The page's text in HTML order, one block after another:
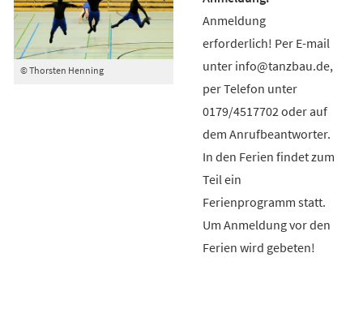
© Thorsten Henning
Anmeldung
erforderlich! Per E-mail
unter info@tanzbau.de,
per Telefon unter
0179/4517702 oder auf
dem Anrufbeantworter.
In den Ferien findet zum
Teil ein
Ferienprogramm statt.
Um Anmeldung vor den
Ferien wird gebeten!